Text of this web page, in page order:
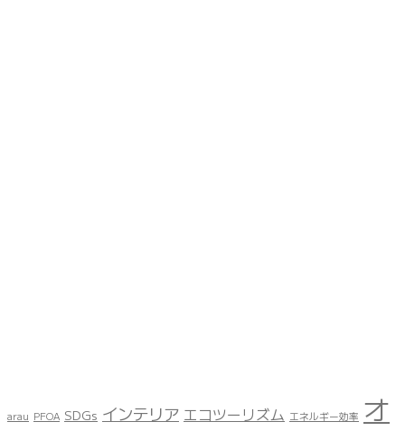
arau PFOA SDGs インテリア エコツーリズム エネルギー効率 オ